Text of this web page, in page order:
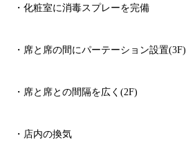
・化粧室に消毒スプレーを完備
・席と席の間にパーテーション設置(3F)
・席と席との間隔を広く (2F)
・店内の換気